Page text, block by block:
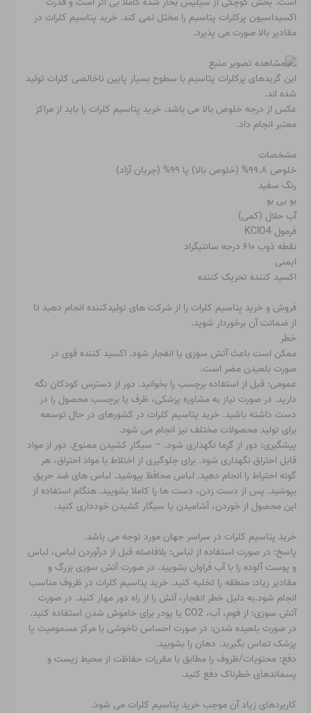
اکسیداسیون پرکلرات پتاسیم را مختل نمی کند. خرید پتاسیم کلرات در
مقادیر بالا صورت می پذیرد.
این گریدهای پرکلرات پتاسیم با سطوح بسیار پایین ناخالصی کلرات تولید
شده اند.
عکس از درجه خلوص بالا می باشد. خرید پتاسیم کلرات را باید از مراکز
معتبر انجام داد.
مشخصات
خلوص ۹۹.۸% (خلوص بالا) یا ۹۹% (جریان آزاد)
رنگ سفید
بو بی بو
آب حلال (کمی)
فرمول KClO4
نقطه ذوب ۶۱۰ درجه سانتیگراد
ایمنی
اکسید کننده تحریک کننده
فروش و خرید پتاسیم کلرات را از شرکت های تولیدکننده انجام دهید تا
از ضمانت آن برخوردار شوید.
خطر
ممکن است باعث آتش سوزی یا انفجار شود. اکسید کننده قوی در
صورت بلعیدن مضر است.
عمومی: قبل از استفاده برچسب را بخوانید. دور از دسترس کودکان نگه
دارید. در صورت نیاز به مشاوره پزشکی، ظرف یا برچسب محصول را در
دست داشته باشید. خرید پتاسیم کلرات در کشورهای در حال توسعه
برای تولید محصولات مختلف نیز انجام می شود.
پیشگیری: دور از گرما نگهداری شود. – سیگار کشیدن ممنوع. دور از مواد
قابل احتراق نگهداری شود. برای جلوگیری از اختلاط با مواد احتراق، هر
گونه احتیاط را انجام دهید. لباس محافظ بپوشید. لباس های ضد حریق
بپوشید. پس از دست زدن، دست ها را کاملا بشویید. هنگام استفاده از
این محصول از خوردن، آشامیدن یا سیگار کشیدن خودداری کنید.
خرید پتاسیم کلرات در سراسر جهان مورد توجه می باشد.
پاسخ: در صورت استفاده از لباس: بلافاصله قبل از درآوردن لباس، لباس
و پوست آلوده را با آب فراوان بشویید. در صورت آتش سوزی بزرگ و
مقادیر زیاد: منطقه را تخلیه کنید. خرید پتاسیم کلرات در ظروف مناسب
انجام شود.به دلیل خطر انفجار، آتش را از راه دور مهار کنید. در صورت
آتش سوزی: از فوم، آب، CO2 یا پودر برای خاموش شدن استفاده کنید.
در صورت بلعیده شدن: در صورت احساس ناخوشی با مرکز مسمومیت یا
پزشک تماس بگیرید. دهان را بشویید.
دفع: محتویات/ظروف را مطابق با مقررات حفاظت از محیط زیست و
پسماندهای خطرناک دفع کنید.
کاربردهای زیاد آن موجب خرید پتاسیم کلرات می شود.